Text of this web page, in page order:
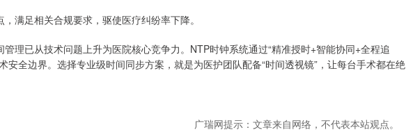
满足相关合规要求，驱使医疗纠纷率下降。
理已从技术问题上升为医院核心竞争力。NTP时钟系统通过“精准授时+智能协同+全程追
安全边界。选择专业级时间同步方案，就是为医护团队配备“时间透视镜”，让每台手术都在绝
广瑞网提示：文章来自网络，不代表本站观点。